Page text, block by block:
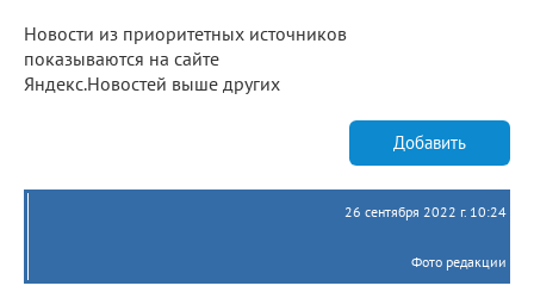
Новости из приоритетных источников
показываются на сайте
Яндекс.Новостей выше других
Добавить
26 сентября 2022 г. 10:24
Фото редакции